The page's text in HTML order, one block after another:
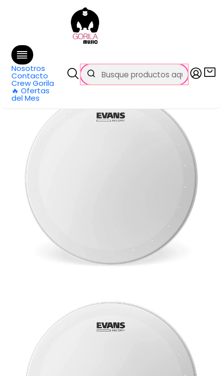
Nosotros
Contacto
Crew Gorila
🔥 Ofertas
del Mes
GRATIS
en Santiago y $99.990 en Regiones
Categorías Baterías y Percusión
Parches de Bateria